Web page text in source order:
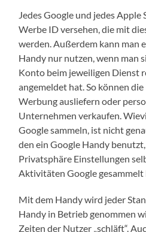
Jedes Google und jedes
Werbe ID versehen, die mit
werden. Außerdem kann man
Handy nur nutzen, wenn man
Konto beim jeweiligen Dienst
angemeldet hat. So können
Werbung ausliefern oder
Unternehmen verkaufen.
Google sammeln, ist nicht
den ein Google Handy
Privatsphäre Einstellungen
Aktivitäten Google gesammelt
Mit dem Handy wird jeder
Handy in Betrieb genommen
Zeiten der Nutzer „schläft“.